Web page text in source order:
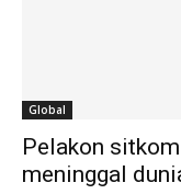
Global
Pelakon
meninggal